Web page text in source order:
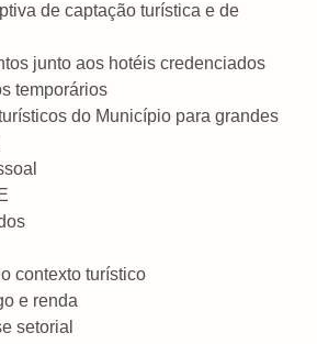
de captação turística e de
junto aos hotéis credenciados
temporários
do Município para grandes
contexto turístico
e renda
setorial